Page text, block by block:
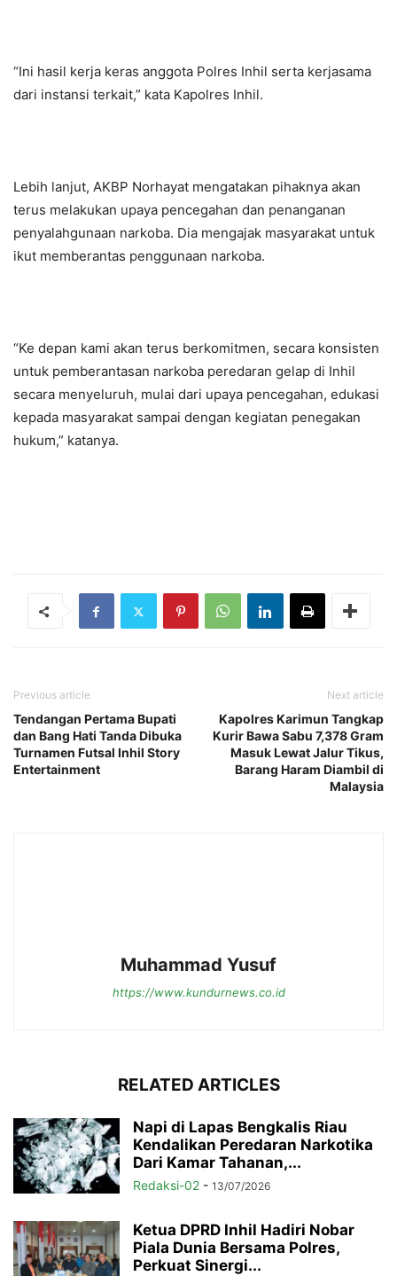
“Ini hasil kerja keras anggota Polres Inhil serta kerjasama
dari instansi terkait,” kata Kapolres Inhil.
Lebih lanjut, AKBP Norhayat mengatakan pihaknya akan
terus melakukan upaya pencegahan dan penanganan
penyalahgunaan narkoba. Dia mengajak masyarakat untuk
ikut memberantas penggunaan narkoba.
“Ke depan kami akan terus berkomitmen, secara konsisten
untuk pemberantasan narkoba peredaran gelap di Inhil
secara menyeluruh, mulai dari upaya pencegahan, edukasi
kepada masyarakat sampai dengan kegiatan penegakan
hukum,” katanya.
Previous article
Tendangan Pertama Bupati
dan Bang Hati Tanda Dibuka
Turnamen Futsal Inhil Story
Entertainment
Next article
Kapolres Karimun Tangkap
Kurir Bawa Sabu 7,378 Gram
Masuk Lewat Jalur Tikus,
Barang Haram Diambil di
Malaysia
Muhammad Yusuf
https://www.kundurnews.co.id
RELATED ARTICLES
Napi di Lapas Bengkalis Riau
Kendalikan Peredaran Narkotika
Dari Kamar Tahanan,...
Redaksi-02 - 13/07/2026
Ketua DPRD Inhil Hadiri Nobar
Piala Dunia Bersama Polres,
Perkuat Sinergi...